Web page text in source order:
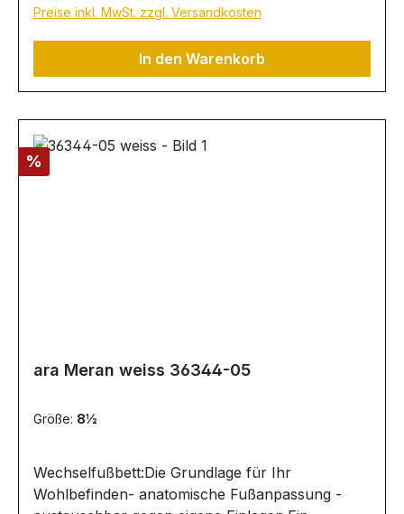
Preise inkl. MwSt. zzgl. Versandkosten
In den Warenkorb
Rabatt
%
ara Meran weiss 36344-05
Größe: 8½
Wechselfußbett:Die Grundlage für Ihr
Wohlbefinden- anatomische Fußanpassung -